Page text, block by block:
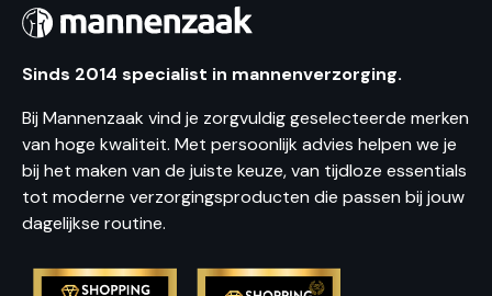
Sinds 2014 specialist in mannenverzorging.
Bij Mannenzaak vind je zorgvuldig geselecteerde merken
van hoge kwaliteit. Met persoonlijk advies helpen we je
bij het maken van de juiste keuze, van tijdloze essentials
tot moderne verzorgingsproducten die passen bij jouw
dagelijkse routine.